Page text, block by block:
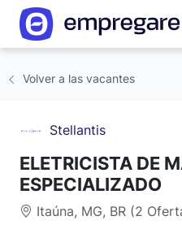
Volver a las vacantes
Stellantis
ELETRICISTA DE
ESPECIALIZADO
Itaúna, MG, BR (2